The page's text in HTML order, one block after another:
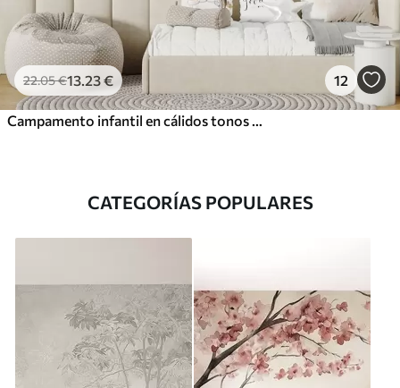
22.05€13.23€ 12
Campamento infantil en cálidos tonos beige, con tienda de campaña y animales del bosque
CATEGORÍAS POPULARES